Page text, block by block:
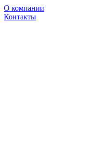
О компании
Контакты